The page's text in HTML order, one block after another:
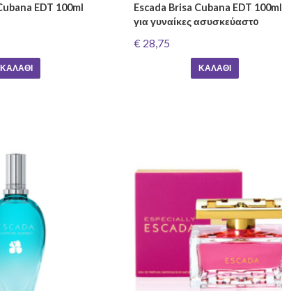
EDT 100ml
ΚΑΛΆΘΙ
Escada Brisa Cubana EDT 100ml
για γυναίκες ασυσκεύαστo
€ 28,75
ΚΑΛΆΘΙ